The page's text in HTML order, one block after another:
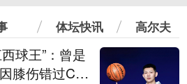
体坛快讯 高尔夫
球王”：曾是
膝伤错过CB